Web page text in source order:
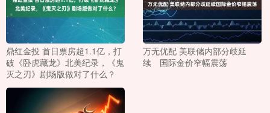
鼎红金投 首日票房超1.1亿，打
破《卧虎藏龙》北美纪录，《鬼
灭之刃》剧场版做对了什么？
万无优配 美联储内部分歧延
续 国际金价窄幅震荡